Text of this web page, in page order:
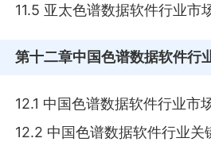
11.5 亚太色谱数据软件行业市
第十二章中国色谱数据软件行
12.1 中国色谱数据软件行业市
12.2 中国色谱数据软件行业关